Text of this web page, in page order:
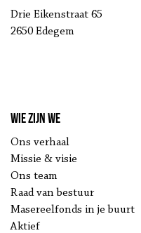
Drie Eikenstraat 65
2650 Edegem
Wie zijn we
Ons verhaal
Missie & visie
Ons team
Raad van bestuur
Masereelfonds in je buurt
Aktief